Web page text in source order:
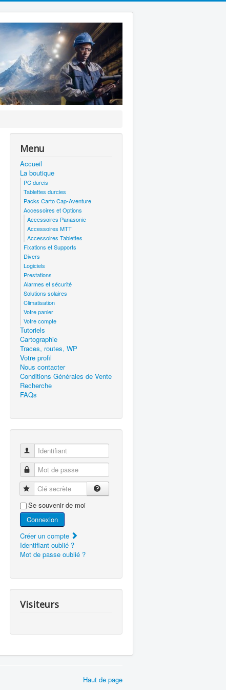
Menu
Accueil
La boutique
PC durcis
Tablettes durcies
Packs Carto Cap-Aventure
Accessoires et Options
Accessoires Panasonic
Accessoires MTT
Accessoires Tablettes
Fixations et Supports
Divers
Logiciels
Prestations
Alarmes et sécurité
Solutions solaires
Climatisation
Votre panier
Votre compte
Tutoriels
Cartographie
Traces, routes, WP
Votre profil
Nous contacter
Conditions Générales de Vente
Recherche
FAQs
Identifiant
Mot de passe
Clé secrète
Se souvenir de moi
Connexion
Créer un compte
Identifiant oublié ?
Mot de passe oublié ?
Visiteurs
Haut de page